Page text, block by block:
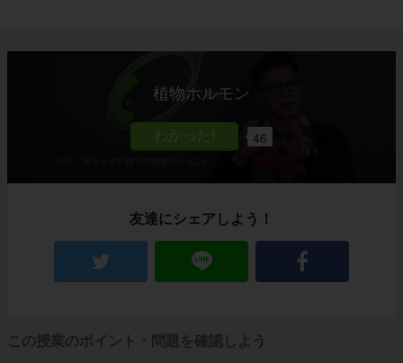
植物ホルモン
46
友達にシェアしよう！
この授業のポイント・問題を確認しよう